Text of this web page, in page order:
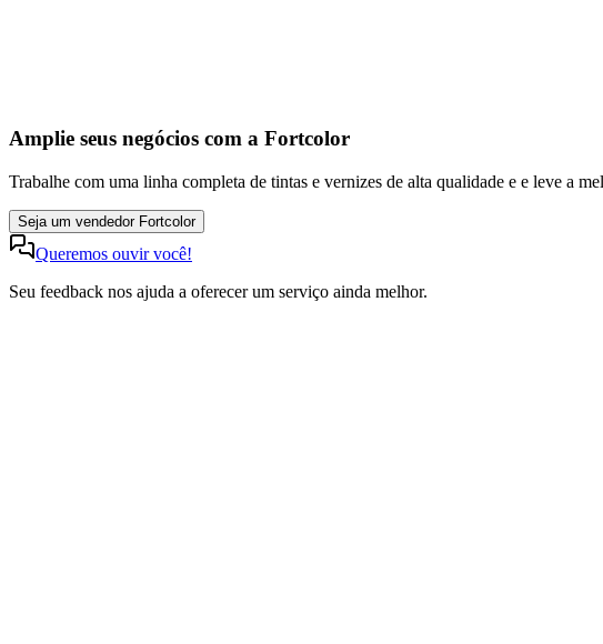
Amplie seus negócios com a Fortcolor
Trabalhe com uma linha completa de tintas e vernizes de alta qualidade e e leve a
Seja um vendedor Fortcolor
Queremos ouvir você!
Seu feedback nos ajuda a oferecer um serviço ainda melhor.